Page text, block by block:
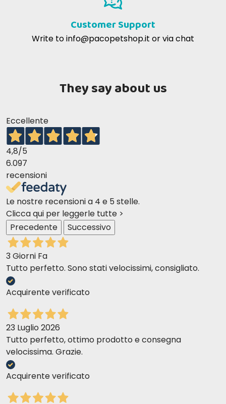
Customer Support
Write toinfo@pacopetshop.it or via chat
They say about us
Eccellente
4,8/5
6.097
recensioni
Le nostre recensioni a 4 e 5 stelle.
Clicca qui per leggerle tutte >
Precedente
Successivo
3 Giorni Fa
Tutto perfetto. Sono stati velocissimi, consigliato.
Acquirente verificato
23 Luglio 2026
Tutto perfetto, ottimo prodotto e consegna
velocissima. Grazie.
Acquirente verificato